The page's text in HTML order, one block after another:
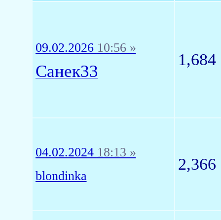
09.02.2026 10:56 »
Санек33
1,684
04.02.2024 18:13 »
blondinka
2,366